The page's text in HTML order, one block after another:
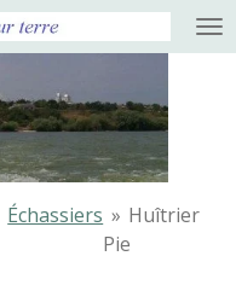
Échassiers » Huîtrier
Pie